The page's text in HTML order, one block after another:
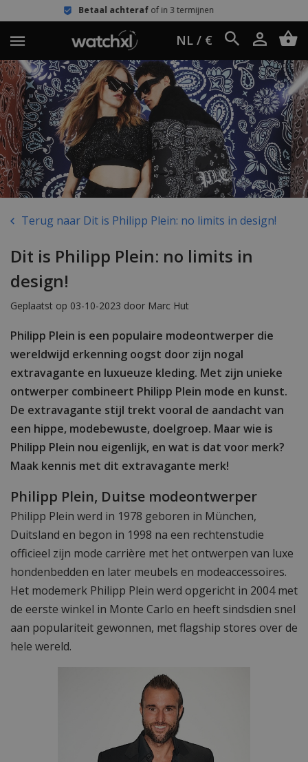
Betaal achterafof in 3 termijnen
NL / €
Terug naar Dit is Philipp Plein: no limits in design!
Dit is Philipp Plein: no limits in
design!
Geplaatst op 03-10-2023 door Marc Hut
Philipp Plein is een populaire modeontwerper die
wereldwijd erkenning oogst door zijn nogal
extravagante en luxueuze kleding. Met zijn unieke
ontwerper combineert Philipp Plein mode en kunst.
De extravagante stijl trekt vooral de aandacht van
een hippe, modebewuste, doelgroep. Maar wie is
Philipp Plein nou eigenlijk, en wat is dat voor merk?
Maak kennis met dit extravagante merk!
Philipp Plein, Duitse modeontwerper
Philipp Plein werd in 1978 geboren in München,
Duitsland en begon in 1998 na een rechtenstudie
officieel zijn mode carrière met het ontwerpen van luxe
hondenbedden en later meubels en modeaccessoires.
Het modemerk Philipp Plein werd opgericht in 2004 met
de eerste winkel in Monte Carlo en heeft sindsdien snel
aan populariteit gewonnen, met flagship stores over de
hele wereld.